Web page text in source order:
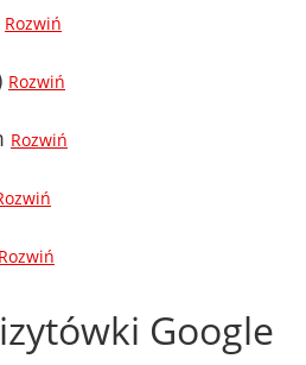
Rozwiń
Rozwiń
Rozwiń
Rozwiń
Google